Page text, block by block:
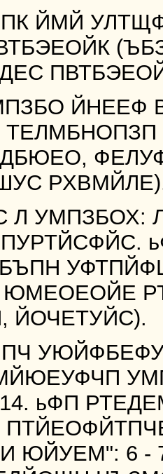
ЙМЙ
Л УМПЗБОХ:
ЙОЧЕТУЙС).
ьФП
ЮЙУЕМ": 6 -